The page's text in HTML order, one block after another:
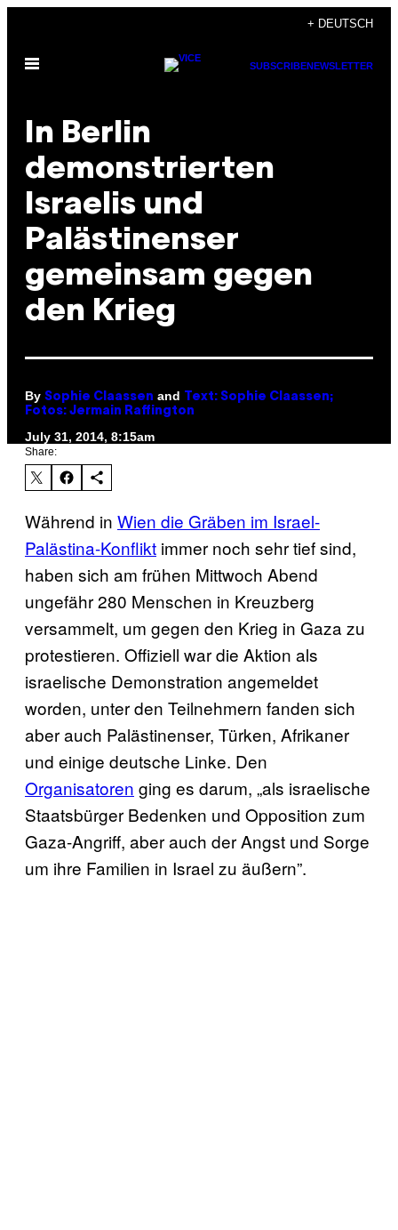
content
+ DEUTSCH
Open
SUBSCRIBENEWSLETTER
In Berlin
demonstrierten
Israelis und
Palästinenser
gemeinsam gegen
den Krieg
By Sophie Claassen and
Text: Sophie Claassen;
Fotos: Jermain Raffington
July 31, 2014, 8:15am
Share:
Während in Wien die Gräben im Israel-
Palästina-Konflikt immer noch sehr tief sind,
haben sich am frühen Mittwoch Abend
ungefähr 280 Menschen in Kreuzberg
versammelt, um gegen den Krieg in Gaza zu
protestieren. Offiziell war die Aktion als
israelische Demonstration angemeldet
worden, unter den Teilnehmern fanden sich
aber auch Palästinenser, Türken, Afrikaner
und einige deutsche Linke. Den
Organisatoren ging es darum, „als israelische
Staatsbürger Bedenken und Opposition zum
Gaza-Angriff, aber auch der Angst und Sorge
um ihre Familien in Israel zu äußern”.